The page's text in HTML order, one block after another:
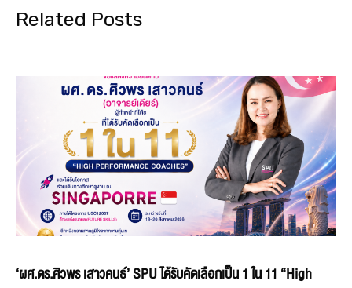
Related Posts
‘ผศ.ดร.ศิวพร เสาวคนธ์’ SPU ได้รับคัดเลือกเป็น 1 ใน 11 “High